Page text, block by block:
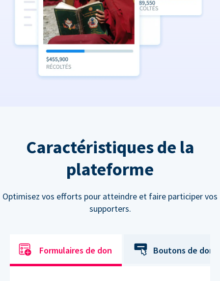
Caractéristiques de la
plateforme
Optimisez vos efforts pour atteindre et faire participer vos
supporters.
Formulaires de don Boutons de don